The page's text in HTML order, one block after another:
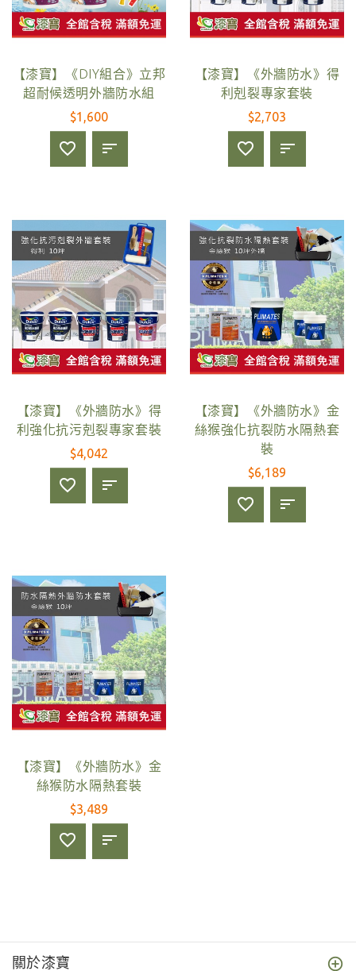
【漆寶】《DIY組合》立邦
超耐候透明外牆防水組
$1,600
【漆寶】《外牆防水》得
利剋裂專家套裝
$2,703
【漆寶】《外牆防水》得
利強化抗污剋裂專家套裝
$4,042
【漆寶】《外牆防水》金
絲猴強化抗裂防水隔熱套
裝
$6,189
【漆寶】《外牆防水》金
絲猴防水隔熱套裝
$3,489
關於漆寶